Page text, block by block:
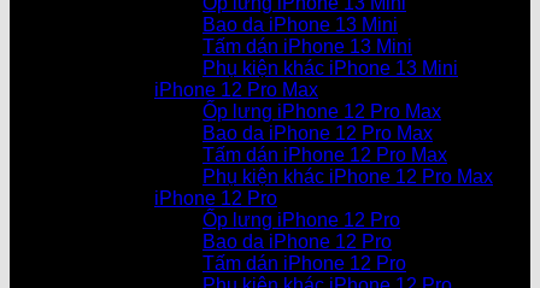
Bao da iPhone 13 Mini
Tấm dán iPhone 13 Mini
Phụ kiện khác iPhone 13 Mini
iPhone 12 Pro Max
Ốp lưng iPhone 12 Pro Max
Bao da iPhone 12 Pro Max
Tấm dán iPhone 12 Pro Max
Phụ kiện khác iPhone 12 Pro Max
iPhone 12 Pro
Ốp lưng iPhone 12 Pro
Bao da iPhone 12 Pro
Tấm dán iPhone 12 Pro